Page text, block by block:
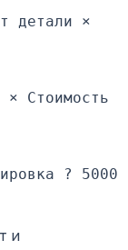
детали ×
Стоимость
? 5000
и